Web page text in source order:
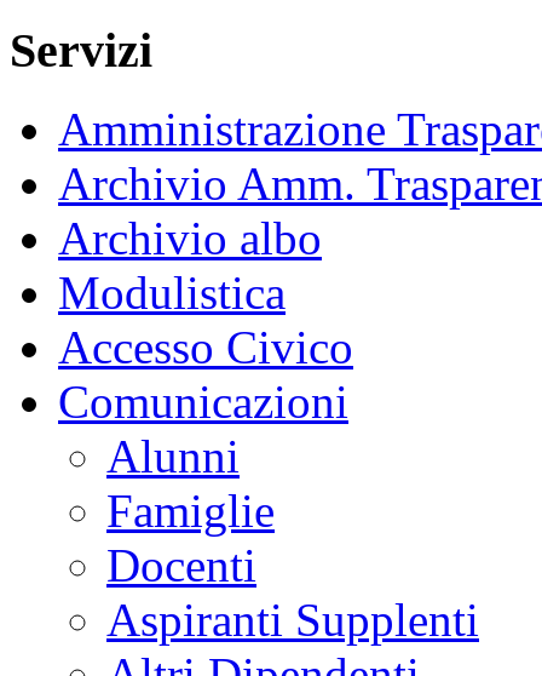
Servizi
Amministrazione
Archivio Amm.
Archivio albo
Modulistica
Accesso Civico
Comunicazioni
Alunni
Famiglie
Docenti
Aspiranti Supplenti